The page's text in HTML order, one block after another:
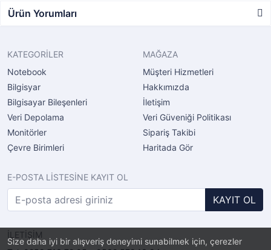
Size daha iyi bir alışveriş deneyimi sunabilmek için, çerezler
Ürün Yorumları
KATEGORİLER
Notebook
Bilgisyar
Bilgisayar Bileşenleri
Veri Depolama
Monitörler
Çevre Birimleri
MAĞAZA
Müşteri Hizmetleri
Hakkımızda
İletişim
Veri Güveniği Politikası
Sipariş Takibi
Haritada Gör
E-POSTA LİSTESİNE KAYIT OL
KAYIT OL
İLETİŞİM